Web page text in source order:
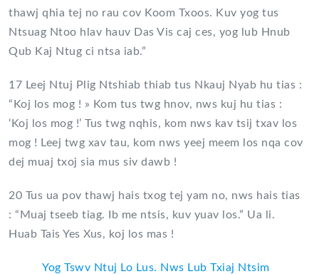
thawj qhia tej no rau cov Koom Txoos. Kuv yog tus
Ntsuag Ntoo hlav hauv Das Vis caj ces, yog lub Hnub
Qub Kaj Ntug ci ntsa iab.”
17 Leej Ntuj Plig Ntshiab thiab tus Nkauj Nyab hu tias :
“Koj los mog ! » Kom tus twg hnov, nws kuj hu tias :
‘Koj los mog !’ Tus twg nqhis, kom nws kav tsij txav los
mog ! Leej twg xav tau, kom nws yeej meem los nqa cov
dej muaj txoj sia mus siv dawb !
20 Tus ua pov thawj hais txog tej yam no, nws hais tias
: “Muaj tseeb tiag. Ib me ntsis, kuv yuav los.” Ua li.
Huab Tais Yes Xus, koj los mas !
Yog Tswv Ntuj Lo Lus. Nws Lub Txiaj Ntsim